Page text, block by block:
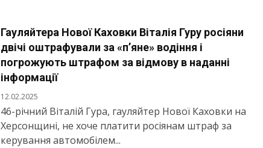
Гауляйтера Нової Каховки Віталія Гуру росіяни
двічі оштрафували за «п’яне» водіння і
погрожують штрафом за відмову в наданні
інформації
12.02.2025
46-річний Віталій Гура, гауляйтер Нової Каховки на
Херсонщині, не хоче платити росіянам штраф за
керування автомобілем...